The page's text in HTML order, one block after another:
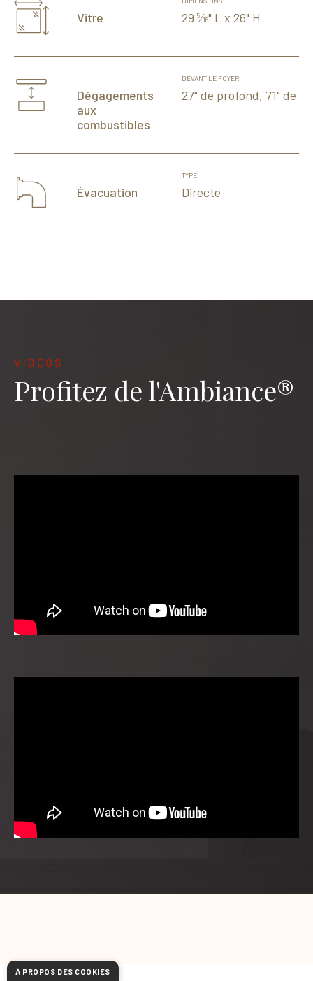
Vitre 29 5⁄16" L x 26" H
Dégagements
aux
combustibles
DEVANT LE FOYER
27" de profond, 71" de
Évacuation
TYPE
Directe
VIDÉOS
Profitez de l'Ambiance®
À PROPOS DES COOKIES